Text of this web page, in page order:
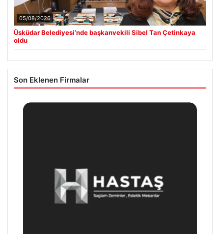
05/08/2026
Üsküdar Belediyesi’nde başkanvekili Sibel Tan Çetinkaya
oldu
Son Eklenen Firmalar